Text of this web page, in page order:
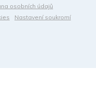
osobních údajů
Nastavení soukromí